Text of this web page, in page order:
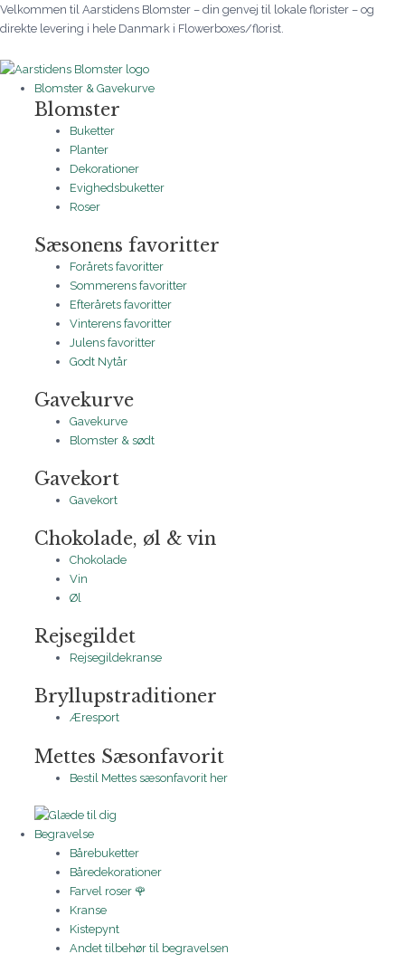
Gå
til
Velkommen til Aarstidens Blomster – din genvej til lokale florister – og
direkte levering i hele Danmark i Flowerboxes/florist.
Blomster & Gavekurve
Blomster
Buketter
Planter
Dekorationer
Evighedsbuketter
Roser
Sæsonens favoritter
Forårets favoritter
Sommerens favoritter
Efterårets favoritter
Vinterens favoritter
Julens favoritter
Godt Nytår
Gavekurve
Gavekurve
Blomster & sødt
Gavekort
Gavekort
Chokolade, øl & vin
Chokolade
Vin
Øl
Rejsegildet
Rejsegildekranse
Bryllupstraditioner
Æresport
Mettes Sæsonfavorit
Bestil Mettes sæsonfavorit her
Begravelse
Bårebuketter
Båredekorationer
Farvel roser 🌹
Kranse
Kistepynt
Andet tilbehør til begravelsen
Prisinterval:
650 kr.
850 kr.
Prisinterval:
650 kr.
850 kr.
Yndig
blomsterpude
Prisinterval:
695 kr.
2.995 kr.
Prisinterval:
695 kr.
2.995 kr.
Prisinterval:
255 kr.
650 kr.
Prisinterval:
350 kr.
2.500 kr.
Prisinterval:
335 kr.
535 kr.
Prisinterval:
250 kr.
795 kr.